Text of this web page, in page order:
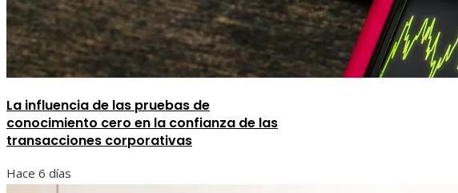
La influencia de las pruebas de
conocimiento cero en la confianza de las
transacciones corporativas
Hace 6 días